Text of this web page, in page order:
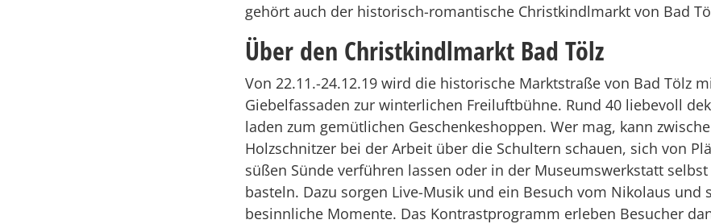
gehört auch der historisch-romantische Christkindlmarkt von Bad
Über den Christkindlmarkt Bad Tölz
Von 22.11.-24.12.19 wird die historische Marktstraße von Bad Tölz
Giebelfassaden zur winterlichen Freiluftbühne. Rund 40 liebevoll
laden zum gemütlichen Geschenkeshoppen. Wer mag, kann
Holzschnitzer bei der Arbeit über die Schultern schauen, sich von
süßen Sünde verführen lassen oder in der Museumswerkstatt
basteln. Dazu sorgen Live-Musik und ein Besuch vom Nikolaus und
besinnliche Momente. Das Kontrastprogramm erleben Besucher